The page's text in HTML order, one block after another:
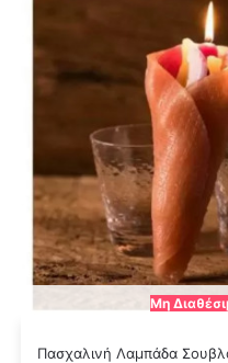
Μη
Πασχαλινή Λαμπάδα